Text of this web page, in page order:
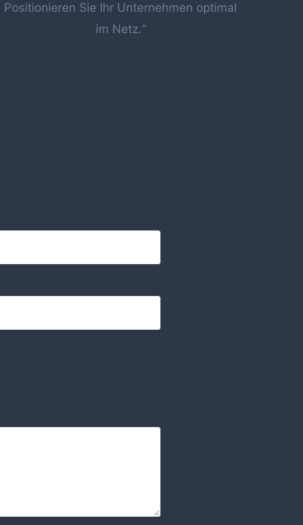
Positionieren Sie Ihr Unternehmen optimal
im Netz.“